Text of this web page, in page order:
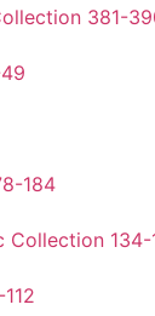
381-
184
Collection 134-